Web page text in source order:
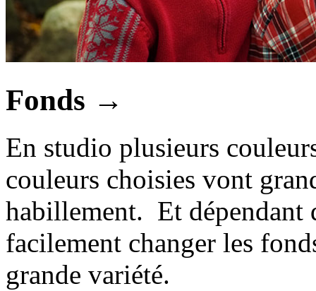
Fonds →
En studio plusieurs
couleurs choisies vont
habillement. Et dépendant
facilement changer les
grande variété.